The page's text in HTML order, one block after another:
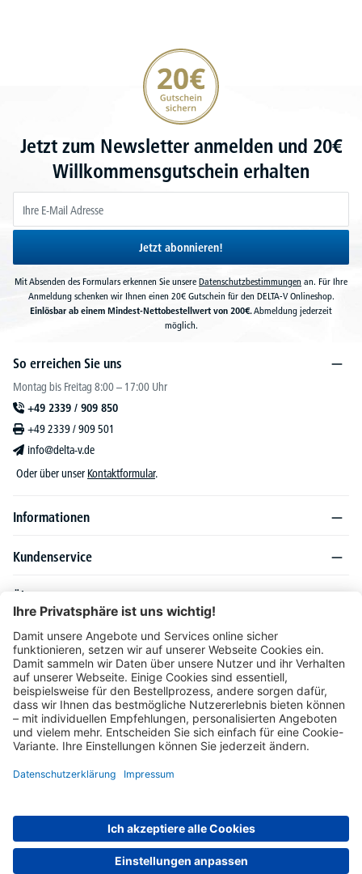
20€ Gutschein sichern
Jetzt zum Newsletter anmelden und 20€
Willkommensgutschein erhalten
Jetzt abonnieren!
Mit Absenden des Formulars erkennen Sie unsere Datenschutzbestimmungen an. Für Ihre
Anmeldung schenken wir Ihnen einen 20€ Gutschein für den DELTA-V Onlineshop.
Einlösbar ab einem Mindest-Nettobestellwert von 200€.Abmeldung jederzeit
möglich.
So erreichen Sie uns
Montag bis Freitag 8:00 – 17:00 Uhr
+49 2339 / 909 850
+49 2339 / 909 501
info@delta-v.de
Oder über unser Kontaktformular.
Informationen
Kundenservice
Über DELTA-V
Produktsortiment
Ratgeber
Folgen Sie uns auch auf
Unser Angebot richtet sich ausschließlich an Industrie, Handel, Gewerbe und
europäische Ausland gelten Sonderkonditionen, die auf Anfrage mitgeteilt werden.
* Alle Preise verstehen sich zzgl. gesetzlicher MwSt.